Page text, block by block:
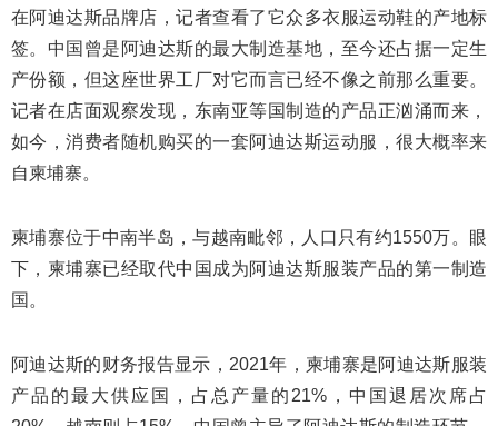
在阿迪达斯品牌店，记者查看了它众多衣服运动鞋的产地标
签。中国曾是阿迪达斯的最大制造基地，至今还占据一定生
产份额，但这座世界工厂对它而言已经不像之前那么重要。
记者在店面观察发现，东南亚等国制造的产品正汹涌而来，
如今，消费者随机购买的一套阿迪达斯运动服，很大概率来
自柬埔寨。
柬埔寨位于中南半岛，与越南毗邻，人口只有约1550万。眼
下，柬埔寨已经取代中国成为阿迪达斯服装产品的第一制造
国。
阿迪达斯的财务报告显示，2021年，柬埔寨是阿迪达斯服装
产品的最大供应国，占总产量的21%，中国退居次席占